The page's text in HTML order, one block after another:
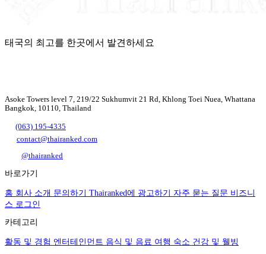
태국의 최고를 한곳에서 발견하세요
Asoke Towers level 7, 219/22 Sukhumvit 21 Rd, Khlong Toei Nuea, Whattana
Bangkok, 10110, Thailand
(063) 195-4335
contact@thairanked.com
@thairanked
바로가기
홈 회사 소개 문의하기 Thairanked에 광고하기 자주 묻는 질문 비즈니
스 로그인
카테고리
활동 및 경험 엔터테인먼트 음식 및 음료 여행 숙소 건강 및 웰빙